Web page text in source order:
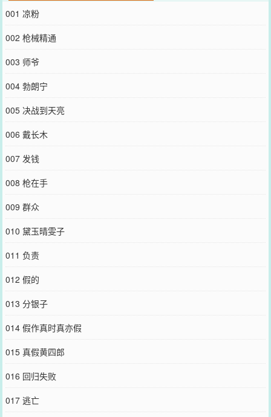
001 凉粉
002 枪械精通
003 师爷
004 勃朗宁
005 决战到天亮
006 戴长木
007 发钱
008 枪在手
009 群众
010 黛玉晴雯子
011 负责
012 假的
013 分银子
014 假作真时真亦假
015 真假黄四郎
016 回归失败
017 逃亡